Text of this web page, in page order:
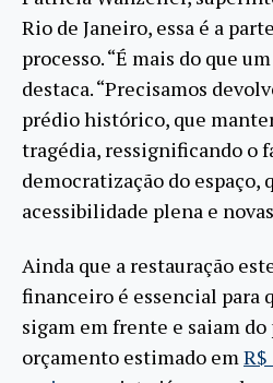
Rio de Janeiro, essa é a
processo. “É mais do que
destaca. “Precisamos
prédio histórico, que
tragédia, ressignificando o
democratização do espaço,
acessibilidade plena e
Ainda que a restauração
financeiro é essencial para
sigam em frente e saiam do
orçamento estimado em